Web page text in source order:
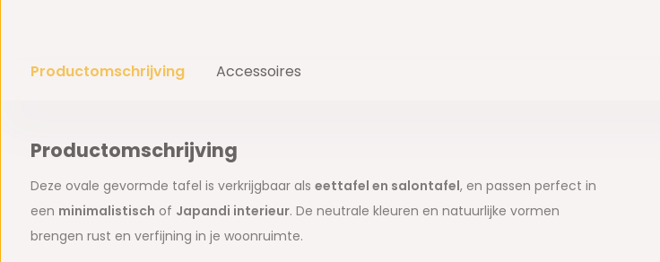
Productomschrijving Accessoires
Productomschrijving
Deze ovale gevormde tafel is verkrijgbaar als eettafel en salontafel, en passen perfect in
een minimalistisch of Japandi interieur. De neutrale kleuren en natuurlijke vormen
brengen rust en verfijning in je woonruimte.